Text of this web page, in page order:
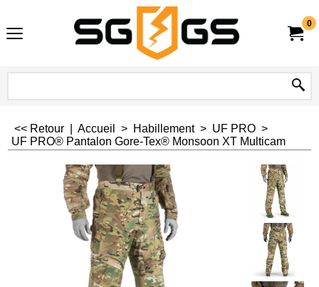
0
<< Retour Accueil > Habillement> UF PRO >
UF PRO® Pantalon Gore-Tex® Monsoon XT Multicam